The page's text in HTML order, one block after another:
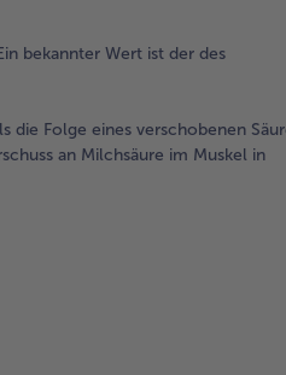
bekannter Wert ist der des
die Folge eines verschobenen
an Milchsäure im Muskel in